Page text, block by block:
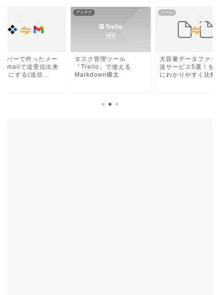
バーで作ったメー
Gmailで送受信出来
うにする(送信...
アイデア
タスク管理ツール
「Trello」で使える
Markdown構文
ツール
大容量データファイ
送サービス5選！を
にわかりやすく比較